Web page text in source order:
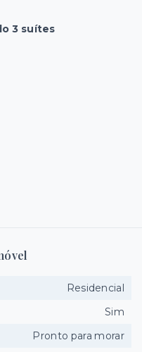
3 suítes
Residencial
Sim
Pronto para morar